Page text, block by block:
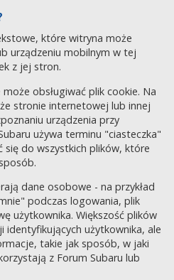
które witryna może
urządzeniu mobilnym w tej
z jej stron.
obsługiwać plik cookie. Na
stronie internetowej lub innej
urządzenia przy
używa terminu "ciasteczka"
do wszystkich plików, które
dane osobowe - na przykład
podczas logowania, plik
użytkownika. Większość plików
identyfikujących użytkownika, ale
takie jak sposób, w jaki
z Forum Subaru lub